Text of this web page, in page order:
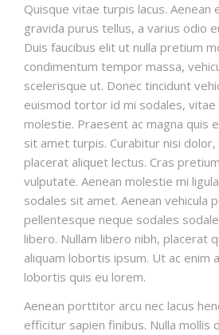
Quisque vitae turpis lacus. Aenean
gravida purus tellus, a varius odio
Duis faucibus elit ut nulla pretium
condimentum tempor massa,
scelerisque ut. Donec tincidunt
euismod tortor id mi sodales, vitae
molestie. Praesent ac magna quis
sit amet turpis. Curabitur nisi
placerat aliquet lectus. Cras
vulputate. Aenean molestie mi
sodales sit amet. Aenean vehicula
pellentesque neque sodales
libero. Nullam libero nibh, placerat
aliquam lobortis ipsum. Ut ac enim
lobortis quis eu lorem.
Aenean porttitor arcu nec lacus
efficitur sapien finibus. Nulla mollis